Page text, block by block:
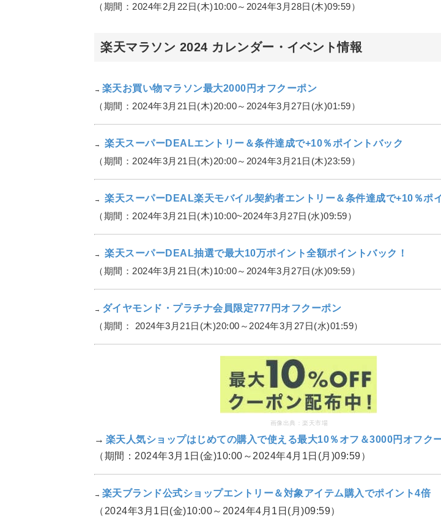
（期間：2024年2月22日(木)10:00～2024年3月28日(木)09:59）
楽天マラソン 2024 カレンダー・イベント情報
→ 楽天お買い物マラソン最大2000円オフクーポン
（期間：2024年3月21日(木)20:00～2024年3月27日(水)01:59）
→
楽天スーパーDEALエントリー＆条件達成で+10％ポイントバック
（期間：2024年3月21日(木)20:00～2024年3月21日(木)23:59）
→
楽天スーパーDEAL楽天モバイル契約者エントリー＆条件達成で+10％ポ
（期間：2024年3月21日(木)10:00~2024年3月27日(水)09:59）
→
楽天スーパーDEAL抽選で最大10万ポイント全額ポイントバック！
（期間：2024年3月21日(木)10:00～2024年3月27日(水)09:59）
→ ダイヤモンド・プラチナ会員限定777円オフクーポン
（期間： 2024年3月21日(木)20:00～2024年3月27日(水)01:59）
画像出典： 楽天市場
→ 楽天人気ショップはじめての購入で使える最大10％オフ＆3000円オフク
（期間：2024年3月1日(金)10:00～2024年4月1日(月)09:59）
→ 楽天ブランド公式ショップエントリー＆対象アイテム購入でポイント4倍
（2024年3月1日(金)10:00～2024年4月1日(月)09:59）